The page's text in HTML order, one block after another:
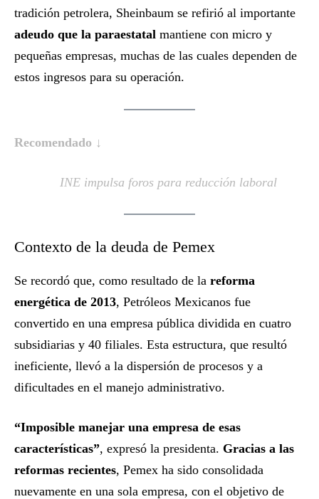
tradición petrolera, Sheinbaum se refirió al importante
adeudo que la paraestatal mantiene con micro y
pequeñas empresas, muchas de las cuales dependen de
estos ingresos para su operación.
Recomendado ↓
INE impulsa foros para reducción laboral
Contexto de la deuda de Pemex
Se recordó que, como resultado de la reforma
energética de 2013, Petróleos Mexicanos fue
convertido en una empresa pública dividida en cuatro
subsidiarias y 40 filiales. Esta estructura, que resultó
ineficiente, llevó a la dispersión de procesos y a
dificultades en el manejo administrativo.
“Imposible manejar una empresa de esas
características”, expresó la presidenta. Gracias a las
reformas recientes, Pemex ha sido consolidada
nuevamente en una sola empresa, con el objetivo de